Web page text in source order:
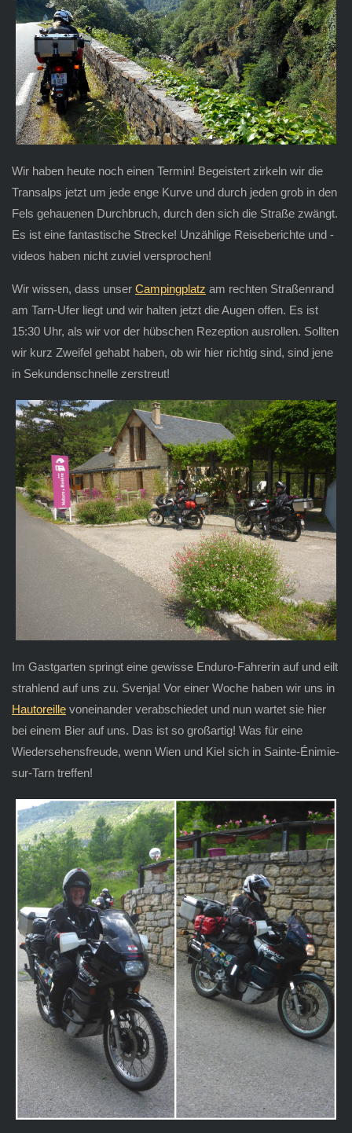
Wir haben heute noch einen Termin! Begeistert zirkeln wir die
Transalps jetzt um jede enge Kurve und durch jeden grob in den
Fels gehauenen Durchbruch, durch den sich die Straße zwängt.
Es ist eine fantastische Strecke! Unzählige Reiseberichte und -
videos haben nicht zuviel versprochen!
Wir wissen, dass unser Campingplatz am rechten Straßenrand
am Tarn-Ufer liegt und wir halten jetzt die Augen offen. Es ist
15:30 Uhr, als wir vor der hübschen Rezeption ausrollen. Sollten
wir kurz Zweifel gehabt haben, ob wir hier richtig sind, sind jene
in Sekundenschnelle zerstreut!
Im Gastgarten springt eine gewisse Enduro-Fahrerin auf und eilt
strahlend auf uns zu. Svenja! Vor einer Woche haben wir uns in
Hautoreillevoneinander verabschiedet und nun wartet sie hier
bei einem Bier auf uns. Das ist so großartig! Was für eine
Wiedersehensfreude, wenn Wien und Kiel sich in Sainte-Énimie-
sur-Tarn treffen!